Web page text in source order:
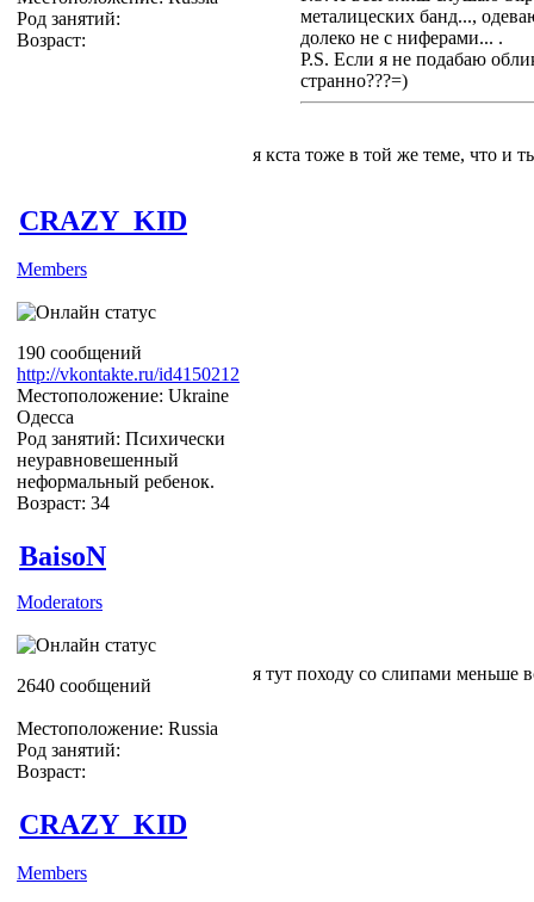
Род занятий:
Возраст:
металицеских банд...,
долеко не с ниферами... .
P.S. Если я не подабаю
странно???=)
я кста тоже в той же теме, что и
CRAZY_KID
Members
190 сообщений
http://vkontakte.ru/id4150212
Местоположение: Ukraine
Одесса
Род занятий: Психически
неуравновешенный
неформальный ребенок.
Возраст: 34
BaisoN
Moderators
2640 сообщений
Местоположение: Russia
Род занятий:
Возраст:
я тут походу со слипами меньше
CRAZY_KID
Members